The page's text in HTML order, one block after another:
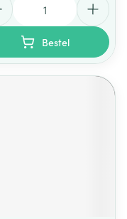
Bestel